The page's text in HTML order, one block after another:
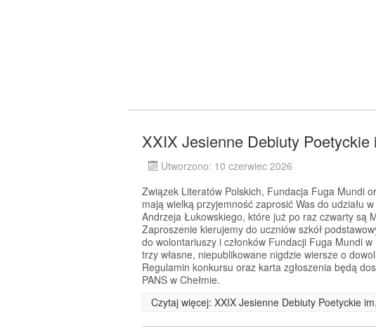
XXIX Jesienne Debiuty
Utworzono: 10 czerwiec 2026
Związek Literatów Polskich, Fundacja Fuga Mundi
mają wielką przyjemność zaprosić Was do udziału
Andrzeja Łukowskiego, które już po raz czwarty są
Zaproszenie kierujemy do uczniów szkół
do wolontariuszy i członków Fundacji Fuga Mundi
trzy własne, niepublikowane nigdzie wiersze o
Regulamin konkursu oraz karta zgłoszenia będą
PANS w Chełmie.
Czytaj więcej: XXIX Jesienne Debiuty Poetyckie